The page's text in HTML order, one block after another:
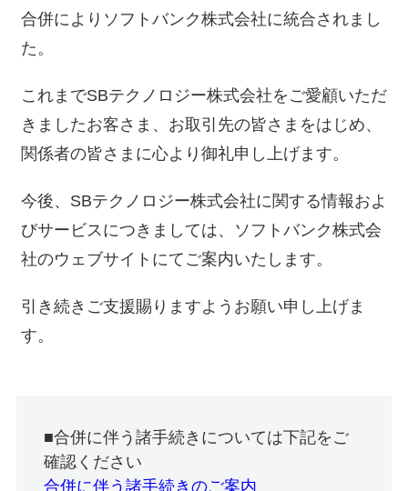
合併によりソフトバンク株式会社に統合されまし
た。
これまでSBテクノロジー株式会社をご愛顧いただ
きましたお客さま、お取引先の皆さまをはじめ、
関係者の皆さまに心より御礼申し上げます。
今後、SBテクノロジー株式会社に関する情報およ
びサービスにつきましては、ソフトバンク株式会
社のウェブサイトにてご案内いたします。
引き続きご支援賜りますようお願い申し上げま
す。
■合併に伴う諸手続きについては下記をご
確認ください
合併に伴う諸手続きのご案内